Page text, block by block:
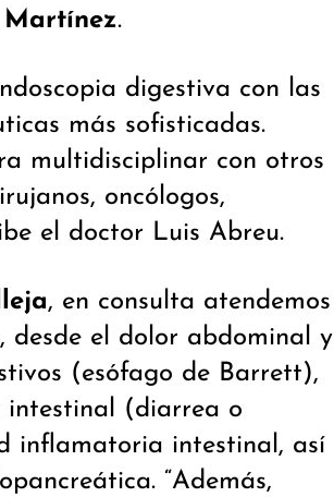
.
digestiva con las
más sofisticadas.
multidisciplinar con otros
oncólogos,
el doctor Luis Abreu.
, en consulta atendemos
desde el dolor abdominal y
(esófago de Barrett),
(diarrea o
inflamatoria intestinal, así
“Además,